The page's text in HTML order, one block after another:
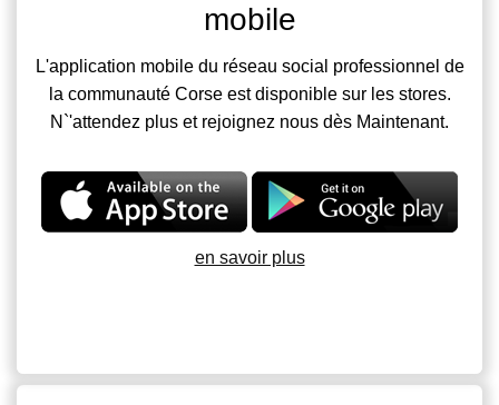
mobile
L'application mobile du réseau social professionnel de
la communauté Corse est disponible sur les stores.
N`'attendez plus et rejoignez nous dès Maintenant.
en savoir plus